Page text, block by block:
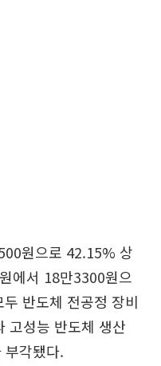
원으로 42.15% 상
에서 18만3300원으
반도체 전공정 장비
고성능 반도체 생산
부각됐다.